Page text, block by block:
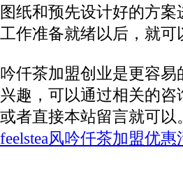
纸和预先设计好的方案
作准备就绪以后，就可
茶加盟创业是更容易
趣，可以通过相关的咨
者直接本站留言就可以
风吟仟茶加盟优惠